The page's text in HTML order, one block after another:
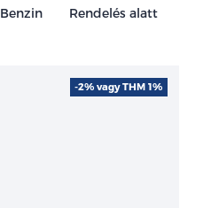
Benzin Rendelés alatt
-2% vagy THM 1%